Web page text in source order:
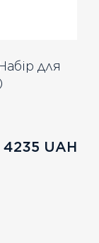
для
4235 UAH